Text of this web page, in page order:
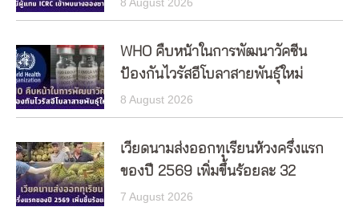
WHO คืบหน้าในการพัฒนาวัคซีน
ป้องกันไวรัสอีโบลาสายพันธุ์ใหม่
8 August 2026
เวียดนามส่งออกทุเรียนห้วงครึ่งแรก
ของปี 2569 เพิ่มขึ้นร้อยละ 32
7 August 2026